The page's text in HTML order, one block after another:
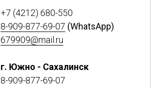
+7 (4212) 680-550
8-909-877-69-07 (WhatsApp)
679909@mail.ru
г. Южно - Сахалинск
8-909-877-69-07